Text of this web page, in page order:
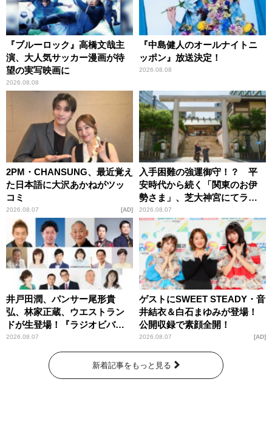
『ブルーロック』高橋文哉主
演、大人気サッカー漫画が待
望の実写映画に
2026.08.08
『中島健人のオールナイトニ
ッポン』放送決定！
2026.08.08
2PM・CHANSUNG、最近覚え
た日本語に大沢あかねがツッ
コミ
2026.08.07 AD
入手困難の強運御守！？ 平
安時代から続く「関東のお伊
勢さま」、芝大神宮にてラン
パンプスが合格祈願！
2026.08.07
井戸田潤、パンサー尾形貴
弘、林家正蔵、ウエストラン
ドが生登場！『ラジオビバリ
ー昼ズ』
2026.08.07
ゲストにSWEET STEADY・音
井結衣＆白石まゆみが登場！
公開収録で素顔全開！
2026.08.07 AD
新着記事をもっと見る